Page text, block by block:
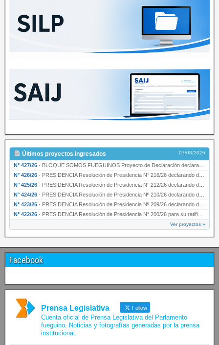
Últimos proyectos ingresados 07/08/2026
N° 427/26 · BLOQUE SOMOS FUEGUINOS Proyecto de Declaración declarando de interés provincial PRESIDENCI…
N° 426/26 · PRESIDENCIA Resolución de Presidencia N° 216/26 declarando de interés provincial la labor …
N° 425/26 · PRESIDENCIA Resolución de Presidencia N° 212/26 declarando de interés provincial el “50° A…
N° 424/26 · PRESIDENCIA Resolución de Presidencia Nº 210/26 declarando de interés provincial el proyec…
N° 423/26 · PRESIDENCIA Resolución de Presidencia Nº 209/26 declarando de interés provincial la presen…
N° 422/26 · PRESIDENCIA Resolución de Presidencia N° 200/26 para su ratificación.
Ver proyectos »
Facebook
Prensa Legislativa Follow
Cuenta oficial de Prensa Legislativa del Parlamento
fueguino. Noticias y fotografías generadas por la prensa
institucional.